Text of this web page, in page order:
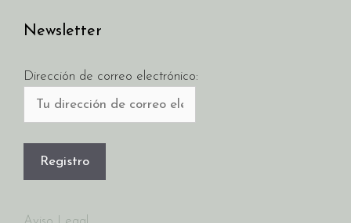
Newsletter
Dirección de correo electrónico: